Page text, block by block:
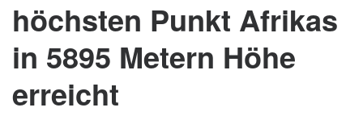
höchsten Punkt Afrikas
in 5895 Metern Höhe
erreicht